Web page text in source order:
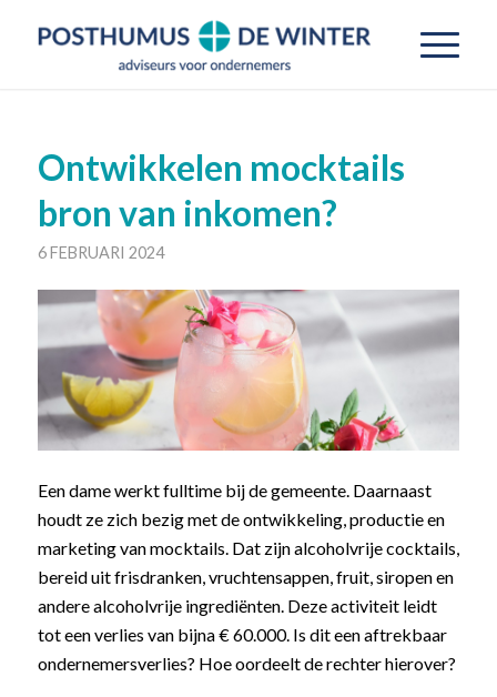
Ontwikkelen mocktails
bron van inkomen?
6 FEBRUARI 2024
Een dame werkt fulltime bij de gemeente. Daarnaast
houdt ze zich bezig met de ontwikkeling, productie en
marketing van mocktails. Dat zijn alcoholvrije cocktails,
bereid uit frisdranken, vruchtensappen, fruit, siropen en
andere alcoholvrije ingrediënten. Deze activiteit leidt
tot een verlies van bijna € 60.000. Is dit een aftrekbaar
ondernemersverlies? Hoe oordeelt de rechter hierover?